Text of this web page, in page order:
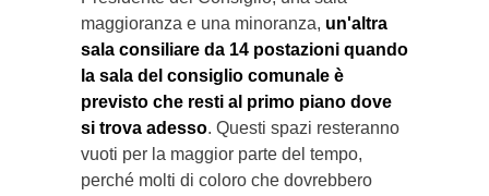
maggioranza e una minoranza, un'altra
sala consiliare da 14 postazioni quando
la sala del consiglio comunale è
previsto che resti al primo piano dove
si trova adesso. Questi spazi resteranno
vuoti per la maggior parte del tempo,
perché molti di coloro che dovrebbero